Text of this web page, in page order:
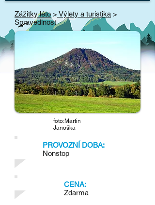
Zážitky léto> Výlety a turistika >
Spravedlnost
PROVOZNÍ DOBA:
Nonstop
CENA:
Zdarma
foto:Martin
Janoška